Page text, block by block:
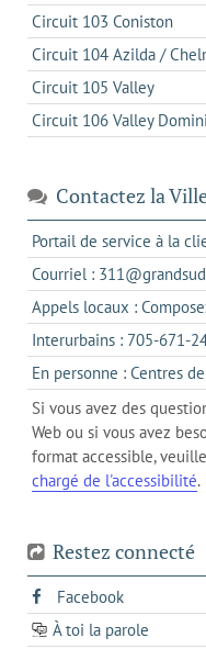
Circuit 103 Coniston
Circuit 104 Azilda /
Circuit 105 Valley
Circuit 106 Valley
Contactez la
Portail de service à la
Courriel :
Appels locaux :
Interurbains : 705-671-
En personne : Centres
Si vous avez des
Web ou si vous avez
format accessible,
chargé de l'accessibilité.
Restez connecté
Facebooks'ouvre
dans
un
À toi la parole
opens